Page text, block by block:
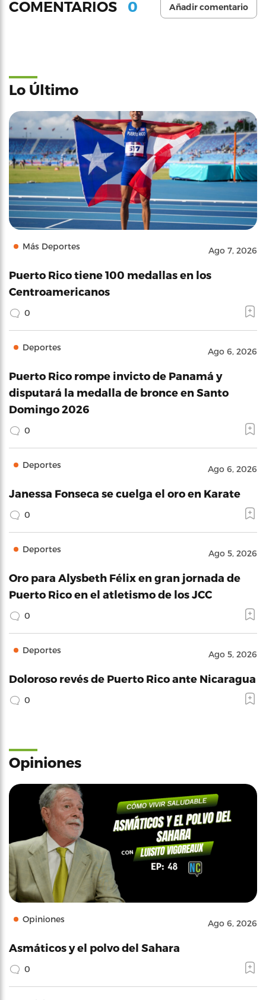
COMENTARIOS 0 Añadir comentario
Lo Último
Más Deportes Ago 7, 2026
Puerto Rico tiene 100 medallas en los
Centroamericanos
0
Deportes Ago 6, 2026
Puerto Rico rompe invicto de Panamá y
disputará la medalla de bronce en Santo
Domingo 2026
0
Deportes Ago 6, 2026
Janessa Fonseca se cuelga el oro en Karate
0
Deportes Ago 5, 2026
Oro para Alysbeth Félix en gran jornada de
Puerto Rico en el atletismo de los JCC
0
Deportes Ago 5, 2026
Doloroso revés de Puerto Rico ante Nicaragua
0
Opiniones
Opiniones Ago 6, 2026
Asmáticos y el polvo del Sahara
0